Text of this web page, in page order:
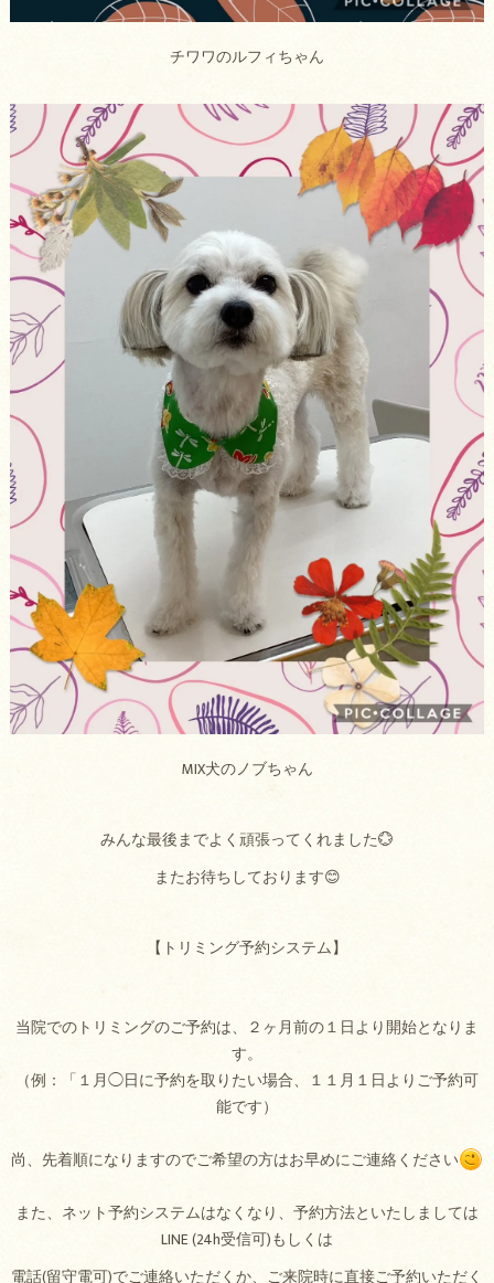
チワワのルフィちゃん
MIX犬のノブちゃん
みんな最後までよく頑張ってくれました💮
またお待ちしております😊
【トリミング予約システム】
当院でのトリミングのご予約は、２ヶ月前の１日より開始となりま
す。
（例：「１月◯日に予約を取りたい場合、１１月１日よりご予約可
能です）
尚、先着順になりますのでご希望の方はお早めにご連絡ください
また、ネット予約システムはなくなり、予約方法といたしましては
LINE (24h受信可)もしくは
電話(留守電可)でご連絡いただくか、ご来院時に直接ご予約いただく